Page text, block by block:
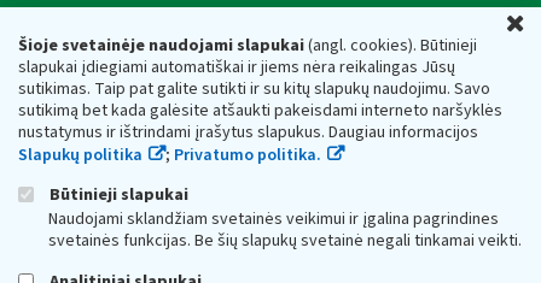
Šioje svetainėje naudojami slapukai(angl. cookies). Būtinieji
slapukai įdiegiami automatiškai ir jiems nėra reikalingas Jūsų
sutikimas. Taip pat galite sutikti ir su kitų slapukų naudojimu. Savo
sutikimą bet kada galėsite atšaukti pakeisdami interneto naršyklės
nustatymus ir ištrindami įrašytus slapukus. Daugiau informacijos
Slapukų politika
; Privatumo politika.
Būtinieji slapukai
Naudojami sklandžiam svetainės veikimui ir įgalina pagrindines
svetainės funkcijas. Be šių slapukų svetainė negali tinkamai veikti.
Valstybinė mokesčių inspekcija prie Lietuvos
Respublikos finansų ministerijos
Biudžetinė įstaiga. Juridinio asmens kodas — 188659752,
adresas: Vasario 16-osios g. 14, 01107 Vilnius, Lietuva, el.paštas:
vmi@vmi.lt , E. pristatymo dėžutės adresas 188659752
Duomenys apie Valstybinę mokesčių inspekciją prie Lietuvos
Respublikos finansų ministerijos kaupiami ir saugomi Juridinių